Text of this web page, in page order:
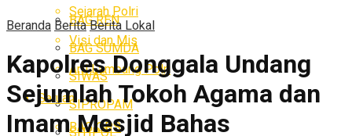
BAG REN
BAG SUMDA
SIWAS
SIPROPAM
SITIPOL
Sejarah Polri
Visi dan Mis
Arti Lambang Polri
Satuan
BAG OPS
Beranda Berita Berita Lokal
Kapolres Donggala Undang
Sejumlah Tokoh Agama dan
Imam Mesjid Bahas